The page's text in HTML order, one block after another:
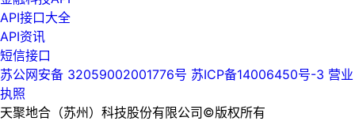
API接口大全
API资讯
短信接口
苏公网安备 32059002001776号 苏ICP备14006450号-3 营业
执照
天聚地合（苏州）科技股份有限公司©版权所有